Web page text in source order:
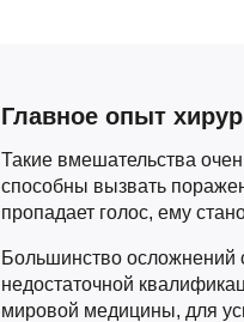
Главное опыт
Такие вмешательства
способны вызвать
пропадает голос, ему
Большинство осложнений
недостаточной
мировой медицины, для